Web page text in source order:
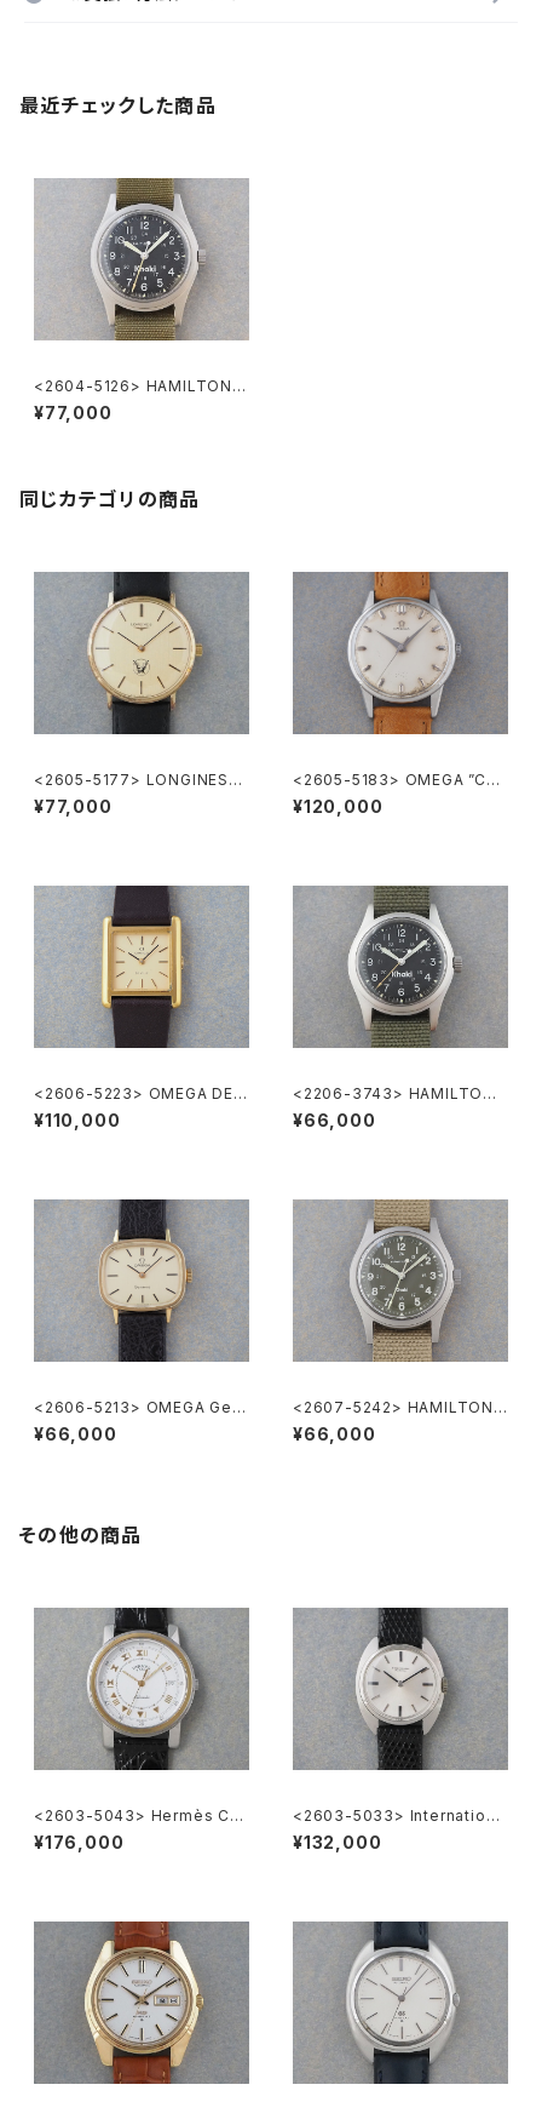
最近チェックした商品
<2604-5126> HAMILTON K
haki
¥77,000
同じカテゴリの商品
<2605-5177> LONGINES
”大正製薬”
¥77,000
<2605-5183> OMEGA ”Cal.
285"
¥120,000
<2606-5223> OMEGA DE V
ILLE
¥110,000
<2206-3743> HAMILTON
Khaki
¥66,000
<2606-5213> OMEGA Gen
eve
¥66,000
<2607-5242> HAMILTON
Khaki Nature
¥66,000
その他の商品
<2603-5043> Hermès Car
rick
¥176,000
<2603-5033> Internationa
l Watch Co.
¥132,000